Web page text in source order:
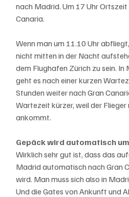
nach Madrid. Um 17 Uhr
Canaria.
Wenn man um 11.10 Uhr
nicht mitten in der Nacht
dem Flughafen Zürich zu sein.
geht es nach einer kurzen
Stunden weiter nach Gran
Wartezeit kürzer, weil der
ankommt.
Gepäck wird automatisch
Wirklich sehr gut ist, dass das
Madrid automatisch nach Gran
wird. Man muss sich also in
Und die Gates von Ankunft und